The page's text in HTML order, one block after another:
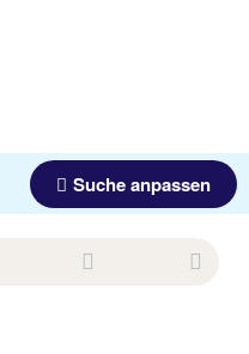
15.04.2027 Beliebig
Suche anpassen